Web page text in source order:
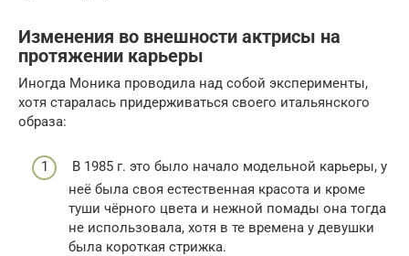
Изменения во внешности актрисы на
протяжении карьеры
Иногда Моника проводила над собой эксперименты,
хотя старалась придерживаться своего итальянского
образа:
В 1985 г. это было начало модельной карьеры, у
неё была своя естественная красота и кроме
туши чёрного цвета и нежной помады она тогда
не использовала, хотя в те времена у девушки
была короткая стрижка.